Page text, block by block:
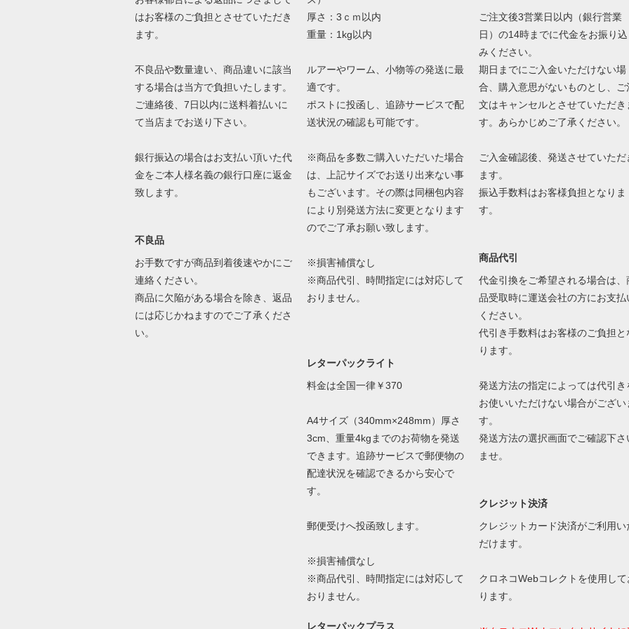
はお客様のご負担とさせていただき
ます。
不良品や数量違い、商品違いに該当
する場合は当方で負担いたします。
ご連絡後、7日以内に送料着払いに
て当店までお送り下さい。
銀行振込の場合はお支払い頂いた代
金をご本人様名義の銀行口座に返金
致します。
不良品
お手数ですが商品到着後速やかにご
連絡ください。
商品に欠陥がある場合を除き、返品
には応じかねますのでご了承くださ
い。
厚さ：3ｃｍ以内
重量：1kg以内
ルアーやワーム、小物等の発送に最
適です。
ポストに投函し、追跡サービスで配
送状況の確認も可能です。
※商品を多数ご購入いただいた場合
は、上記サイズでお送り出来ない事
もございます。その際は同梱包内容
により別発送方法に変更となります
のでご了承お願い致します。
※損害補償なし
※商品代引、時間指定には対応して
おりません。
レターパックライト
料金は全国一律￥370
A4サイズ（340mm×248mm）厚さ
3cm、重量4kgまでのお荷物を発送
できます。追跡サービスで郵便物の
配達状況を確認できるから安心で
す。
郵便受けへ投函致します。
※損害補償なし
※商品代引、時間指定には対応して
おりません。
レターパックプラス
ご注文後3営業日以内（銀行営業
日）の14時までに代金をお振り込
みください。
期日までにご入金いただけない場
合、購入意思がないものとし、ご
文はキャンセルとさせていただき
す。あらかじめご了承ください。
ご入金確認後、発送させていただ
ます。
振込手数料はお客様負担となりま
す。
商品代引
代金引換をご希望される場合は、
品受取時に運送会社の方にお支払
ください。
代引き手数料はお客様のご負担と
ります。
発送方法の指定によっては代引き
お使いいただけない場合がござい
す。
発送方法の選択画面でご確認下さ
ませ。
クレジット決済
クレジットカード決済がご利用い
だけます。
クロネコWebコレクトを使用して
ります。